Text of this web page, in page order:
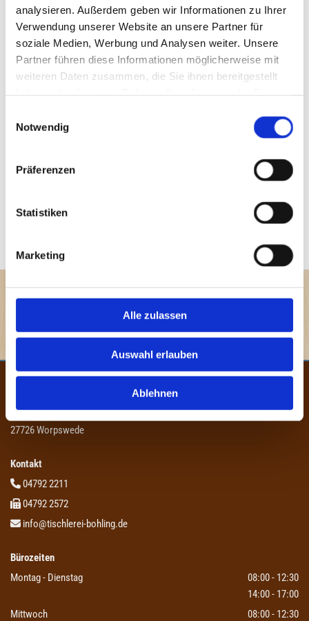
analysieren. Außerdem geben wir Informationen zu Ihrer
Verwendung unserer Website an unsere Partner für
soziale Medien, Werbung und Analysen weiter. Unsere
Partner führen diese Informationen möglicherweise mit
weiteren Daten zusammen, die Sie ihnen bereitgestellt
Notwendig
Präferenzen
Statistiken
Marketing
Alle zulassen
Auswahl erlauben
Ablehnen
04792 2211| Schreiben Sie uns:
info@tischlerei-bohling.de
Tischlerei Bohling GmbH & Co. KG
Im Wrockmoor 4
27726 Worpswede
Kontakt
 04792 2211
 04792 2572
 info@tischlerei-bohling.de
Bürozeiten
Montag - Dienstag
08:00 - 12:30
14:00 - 17:00
Mittwoch
08:00 - 12:30